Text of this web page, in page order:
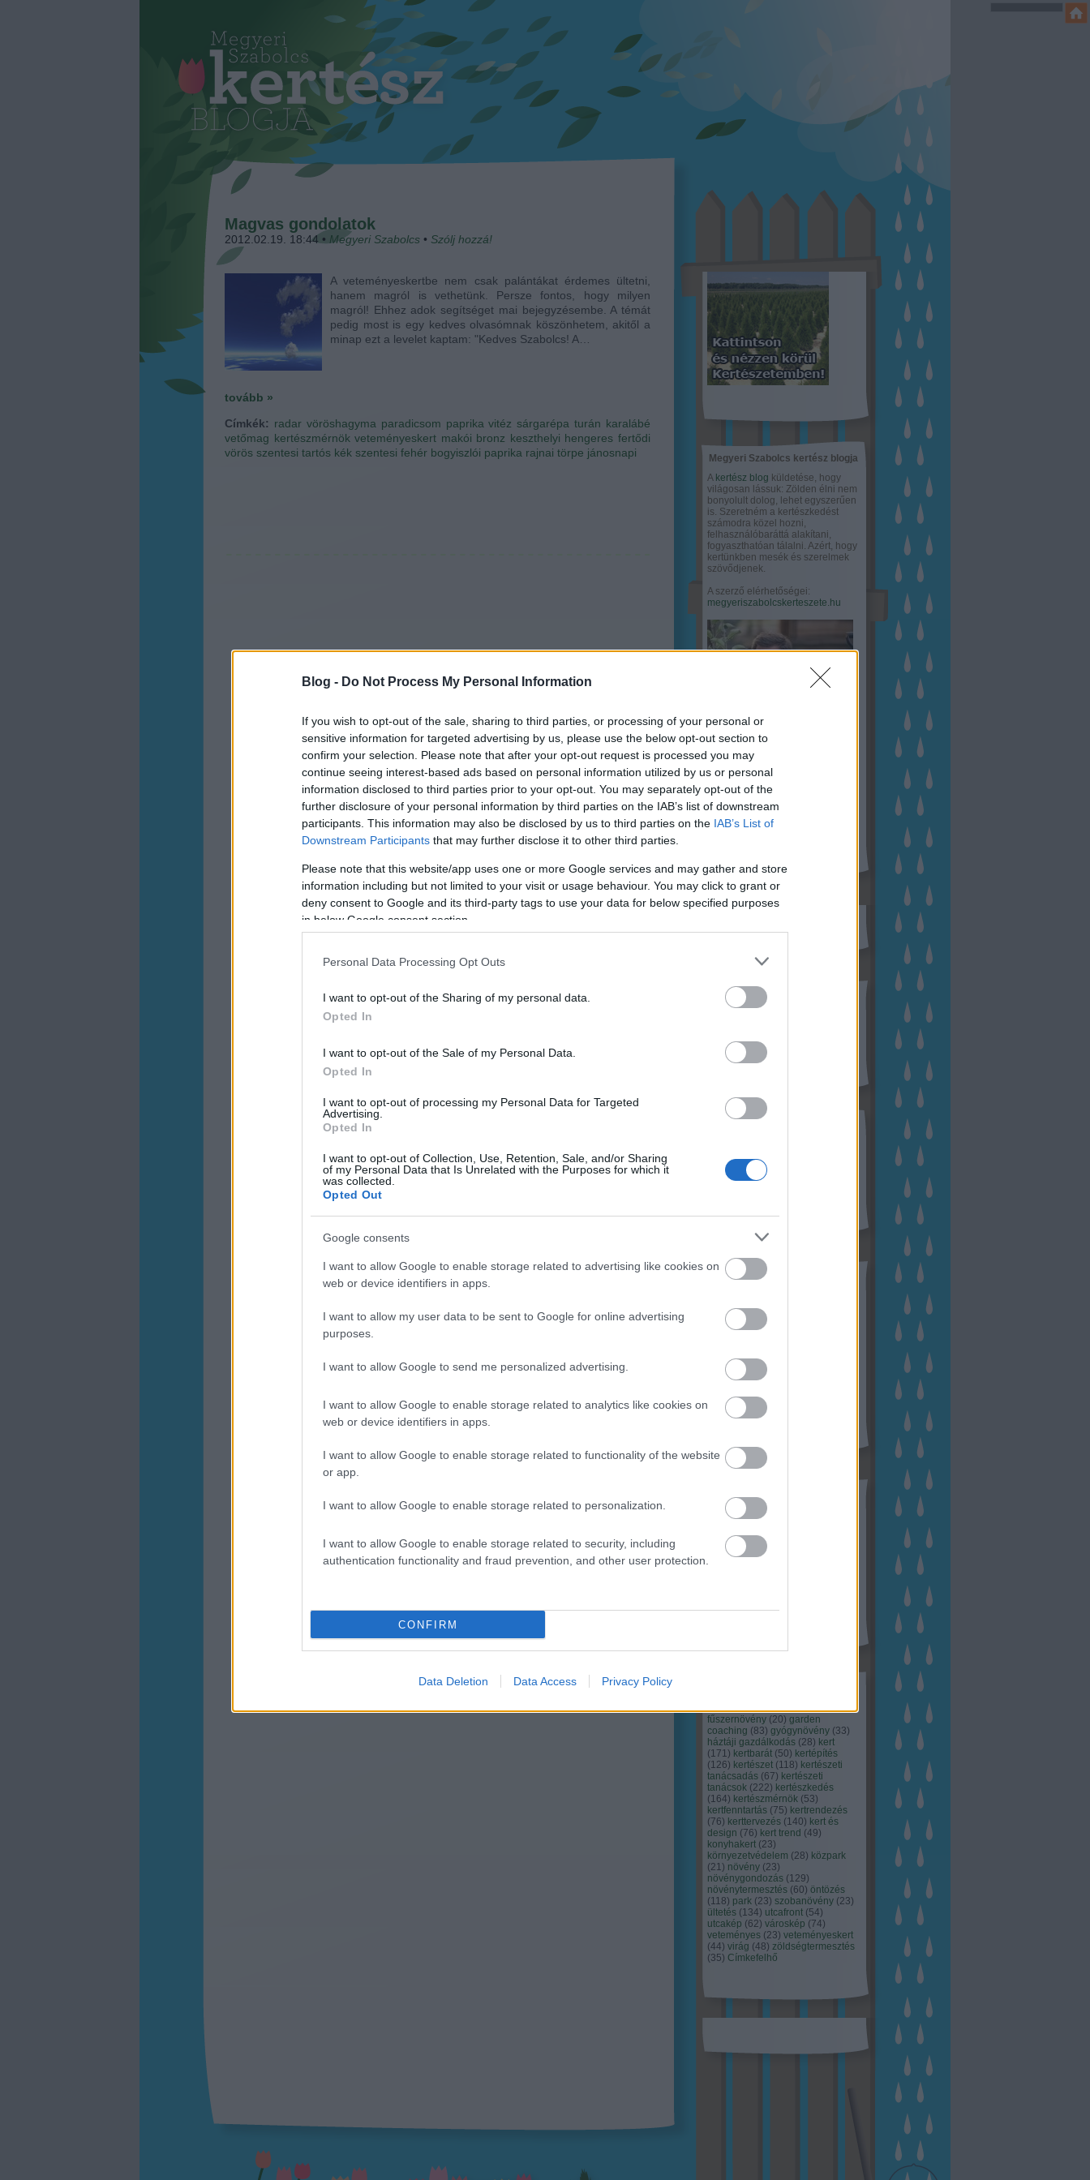
Blog - Do Not Process My Personal Information
If you wish to opt-out of the sale, sharing to third parties, or processing of your personal or
sensitive information for targeted advertising by us, please use the below opt-out section to
confirm your selection. Please note that after your opt-out request is processed you may
continue seeing interest-based ads based on personal information utilized by us or personal
information disclosed to third parties prior to your opt-out. You may separately opt-out of the
further disclosure of your personal information by third parties on the IAB’s list of downstream
participants. This information may also be disclosed by us to third parties on the IAB’s List of
Downstream Participants that may further disclose it to other third parties.
Please note that this website/app uses one or more Google services and may gather and store
information including but not limited to your visit or usage behaviour. You may click to grant or
deny consent to Google and its third-party tags to use your data for below specified purposes
in below Google consent section.
Personal Data Processing Opt Outs
I want to opt-out of the Sharing of my personal data.
Opted In
I want to opt-out of the Sale of my Personal Data.
Opted In
I want to opt-out of processing my Personal Data for Targeted
Advertising.
Opted In
I want to opt-out of Collection, Use, Retention, Sale, and/or Sharing
of my Personal Data that Is Unrelated with the Purposes for which it
was collected.
Opted Out
Google consents
I want to allow Google to enable storage related to advertising like cookies on
web or device identifiers in apps.
I want to allow my user data to be sent to Google for online advertising
purposes.
I want to allow Google to send me personalized advertising.
I want to allow Google to enable storage related to analytics like cookies on
web or device identifiers in apps.
I want to allow Google to enable storage related to functionality of the website
or app.
I want to allow Google to enable storage related to personalization.
I want to allow Google to enable storage related to security, including
authentication functionality and fraud prevention, and other user protection.
CONFIRM
Data Deletion Data Access Privacy Policy
Magvas gondolatok
2012.02.19. 18:44 • Megyeri Szabolcs • Szólj hozzá!
A veteményeskertbe nem csak palántákat érdemes ültetni,
hanem magról is vethetünk. Persze fontos, hogy milyen
magról! Ehhez adok segítséget mai bejegyzésembe. A témát
pedig most is egy kedves olvasómnak köszönhetem, akitől a
minap ezt a levelet kaptam: "Kedves Szabolcs! A…
tovább »
Címkék: radar vöröshagyma paradicsom paprika vitéz sárgarépa turán karalábé
vetőmag kertészmérnök veteményeskert makói bronz keszthelyi hengeres fertődi
vörös szentesi tartós kék szentesi fehér bogyiszlói paprika rajnai törpe jánosnapi
Megyeri Szabolcs kertész blogja
A kertész blog küldetése, hogy
világosan lássuk: Zölden élni nem
bonyolult dolog, lehet egyszerűen
is. Szeretném a kertészkedést
számodra közel hozni,
felhasználóbaráttá alakítani,
fogyaszthatóan tálalni. Azért, hogy
kertünkben mesék és szerelmek
szövődjenek.
A szerző elérhetőségei:
megyeriszabolcskerteszete.hu
Kövessen Facebookon
Keresés
Kertészete
Hírlevél feliratkozás
Youtube csatornám
Archívum
2022 október
2022 szeptember
2022 augusztus
2022 április
(3
2021 december
2021 augusztus
Tovább
...
Budapest (45) dísznövény (116)
fűszernövény (20) garden
coaching (83) gyógynövény (33)
háztáji gazdálkodás (28) kert
(171) kertbarát (50) kertépítés
(126) kertészet (118) kertészeti
tanácsadás (67) kertészeti
tanácsok (222) kertészkedés
(164) kertészmérnök (53)
kertfenntartás (75) kertrendezés
(76) kerttervezés (140) kert és
design (76) kert trend (49)
konyhakert (23)
környezetvédelem (28) közpark
(21) növény (23)
növénygondozás (129)
növénytermesztés (60) öntözés
(118) park (23) szobanövény (23)
ültetés (134) utcafront (54)
utcakép (62) városkép (74)
veteményes (23) veteményeskert
(44) virág (48) zöldségtermesztés
(35) Címkefelhő